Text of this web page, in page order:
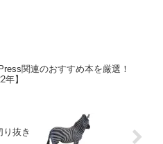
関連のおすすめ本を厳選！
年】
り抜き